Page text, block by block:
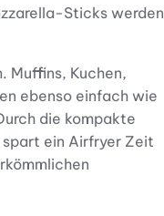
Sticks werden
Muffins, Kuchen,
ebenso einfach wie
die kompakte
spart ein Airfryer Zeit